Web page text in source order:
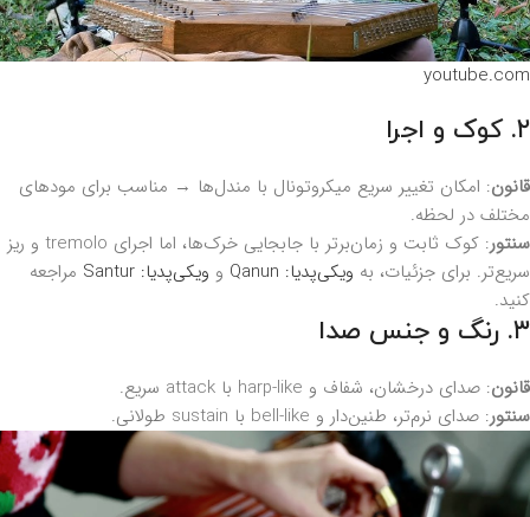
youtube.com
۲. کوک و اجرا
قانون: امکان تغییر سریع میکروتونال با مندل‌ها → مناسب برای مودهای
مختلف در لحظه.
سنتور
: کوک ثابت و زمان‌برتر با جابجایی خرک‌ها، اما اجرای tremolo و ریز
سریع‌تر. برای جزئیات، به ویکی‌پدیا: Qanun و ویکی‌پدیا: Santur
مراجعه
کنید.
۳. رنگ و جنس صدا
قانون: صدای درخشان، شفاف و harp-like با attack سریع.
سنتور: صدای نرم‌تر، طنین‌دار و bell-like با sustain طولانی.